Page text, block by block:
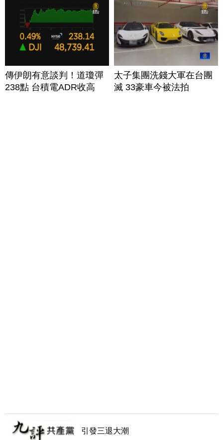
傳伊朗有意談判！道瓊彈
238點 台積電ADR收高
太子集團洗錢大軍在台團
滅 33豪車今被法拍
引發三退大潮